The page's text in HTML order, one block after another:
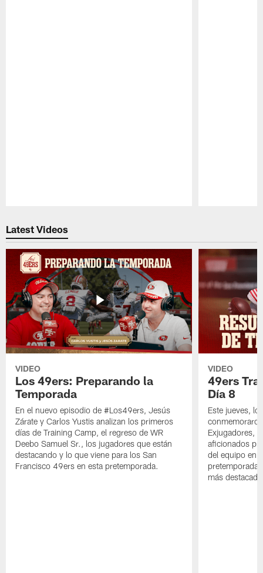
Latest Videos
VIDEO
Los 49ers: Preparando la
Temporada
En el nuevo episodio de #Los49ers, Jesús
Zárate y Carlos Yustis analizan los primeros
días de Training Camp, el regreso de WR
Deebo Samuel Sr., los jugadores que están
destacando y lo que viene para los San
Francisco 49ers en esta pretemporada.
VIDEO
49ers
Día 8
Este jueves,
Exjugadores,
aficionados
del equipo en
pretemporada
más